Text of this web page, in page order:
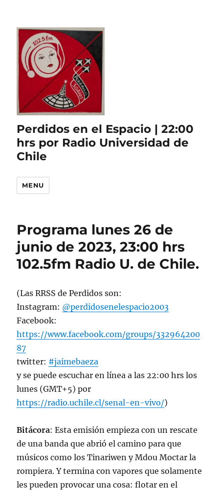
Perdidos en el Espacio | 22:00
hrs por Radio Universidad de
Chile
MENU
Programa lunes 26 de
junio de 2023, 23:00 hrs
102.5fm Radio U. de Chile.
(Las RRSS de Perdidos son:
Instagram: @perdidosenelespacio2003
Facebook:
https://www.facebook.com/groups/332964200
87
twitter: #jaimebaeza
y se puede escuchar en línea a las 22:00 hrs los
lunes (GMT+5) por
https://radio.uchile.cl/senal-en-vivo/)
Bitácora: Esta emisión empieza con un rescate
de una banda que abrió el camino para que
músicos como los Tinariwen y Mdou Moctar la
rompiera. Y termina con vapores que solamente
les pueden provocar una cosa: flotar en el